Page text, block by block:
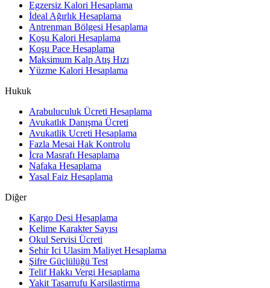
Egzersiz Kalori Hesaplama
İdeal Ağırlık Hesaplama
Antrenman Bölgesi Hesaplama
Koşu Kalori Hesaplama
Koşu Pace Hesaplama
Maksimum Kalp Atış Hızı
Yüzme Kalori Hesaplama
Hukuk
Arabuluculuk Ücreti Hesaplama
Avukatlık Danışma Ücreti
Avukatlik Ucreti Hesaplama
Fazla Mesai Hak Kontrolu
İcra Masrafı Hesaplama
Nafaka Hesaplama
Yasal Faiz Hesaplama
Diğer
Kargo Desi Hesaplama
Kelime Karakter Sayısı
Okul Servisi Ücreti
Sehir Ici Ulasim Maliyet Hesaplama
Şifre Güçlülüğü Test
Telif Hakkı Vergi Hesaplama
Yakit Tasarrufu Karsilastirma